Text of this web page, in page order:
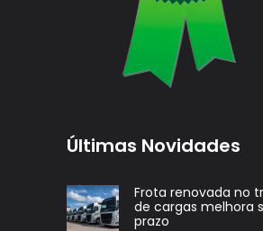
Últimas Novidades
Frota renovada no
de cargas melhora
prazo